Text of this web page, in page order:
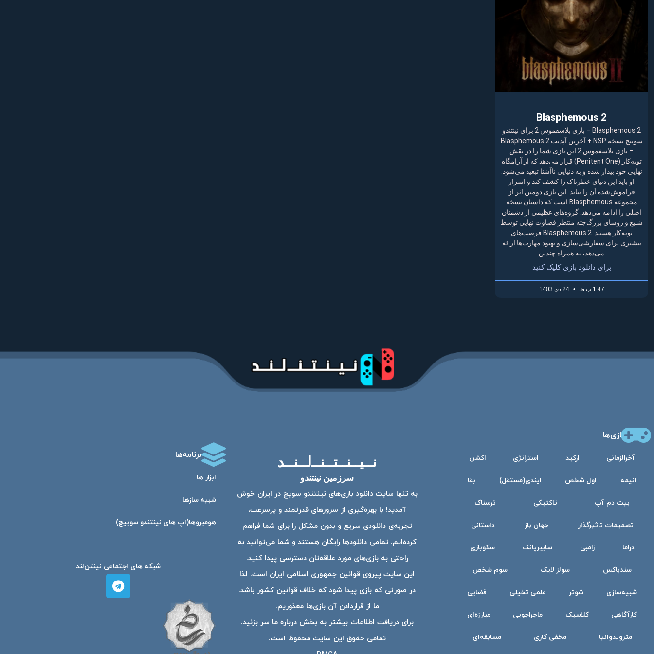
Blasphemous 2
Blasphemous 2 – بازی بلاسفموس 2 برای نینتندو
سوییچ نسخه NSP + آخرین آپدیت Blasphemous 2
– بازی بلاسفموس 2 این بازی شما را در نقش
توبه‌کار (Penitent One) قرار می‌دهد که از آرامگاه
نهایی خود بیدار شده و به دنیایی ناآشنا تبعید می‌شود.
او باید این دنیای خطرناک را کشف کند و اسرار
فراموش‌شده آن را بیابد. این بازی دومین اثر از
مجموعه Blasphemous است که داستان نسخه
اصلی را ادامه می‌دهد. گروه‌های عظیمی از دشمنان
شنیع و روسای بزرگ‌جثه منتظر قضاوت نهایی توسط
توبه‌کار هستند. Blasphemous 2 فرصت‌های
بیشتری برای سفارشی‌سازی و بهبود مهارت‌ها ارائه
می‌دهد، به همراه چندین
برای دانلود بازی کلیک کنید
1:47 ب.ظ 24 دی 1403
بازی‌ها
آخرالزمانی ارکید استراتژی اکشن
انیمه اول شخص ایندی(مستقل) بقا
بیت دم آپ تاکتیکی ترسناک
تصمیمات تاثیرگذار جهان باز داستانی
دراما زامبی سایبرپانک سکوبازی
سندباکس سولز لایک سوم شخص
شبیه‌سازی شوتر علمی تخیلی فضایی
کارآگاهی کلاسیک ماجراجویی مبارزه‌ای
مترویدوانیا مخفی کاری مسابقه‌ای
نــیــنــتــنــ‌لــنــد
سرزمین نینتندو
به تنها سایت دانلود بازی‌های نینتندو سویچ در ایران خوش
آمدید! با بهره‌گیری از سرورهای قدرتمند و پرسرعت،
تجربه‌ی دانلودی سریع و بدون مشکل را برای شما فراهم
کرده‌ایم. تمامی دانلودها رایگان هستند و شما می‌توانید به
راحتی به بازی‌های مورد علاقه‌تان دسترسی پیدا کنید.
این سایت پیروی قوانین جمهوری اسلامی ایران است. لذا
در صورتی که بازی پیدا شود که خلاف قوانین کشور باشد.
ما از قراردادن آن بازی‌ها معذوریم.
برای دریافت اطلاعات بیشتر به بخش درباره ما سر بزنید.
تمامی حقوق این سایت محفوظ است.
برنامه‌ها
ابزار ها
شبیه ساز‌ها
هومبرو‌ها(اپ های نینتندو سوییچ)
شبکه های اجتماعی نینتن‌لند